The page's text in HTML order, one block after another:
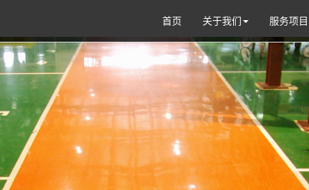
首页 关于我们 服务项目